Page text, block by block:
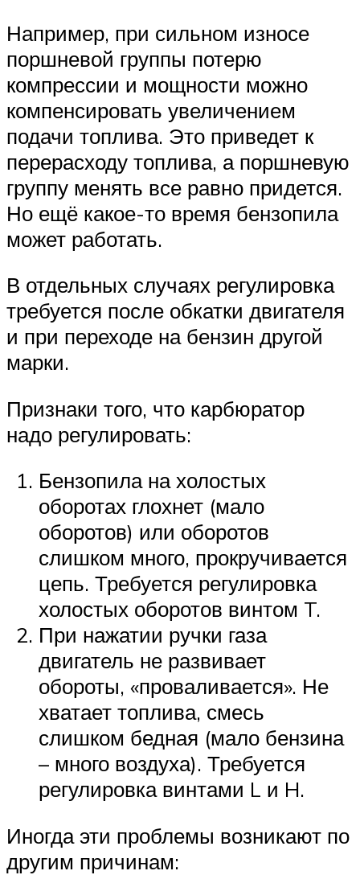
Например, при сильном износе
поршневой группы потерю
компрессии и мощности можно
компенсировать увеличением
подачи топлива. Это приведет к
перерасходу топлива, а поршневую
группу менять все равно придется.
Но ещё какое-то время бензопила
может работать.
В отдельных случаях регулировка
требуется после обкатки двигателя
и при переходе на бензин другой
марки.
Признаки того, что карбюратор
надо регулировать:
Бензопила на холостых
оборотах глохнет (мало
оборотов) или оборотов
слишком много, прокручивается
цепь. Требуется регулировка
холостых оборотов винтом T.
При нажатии ручки газа
двигатель не развивает
обороты, «проваливается». Не
хватает топлива, смесь
слишком бедная (мало бензина
– много воздуха). Требуется
регулировка винтами L и H.
Иногда эти проблемы возникают по
другим причинам: